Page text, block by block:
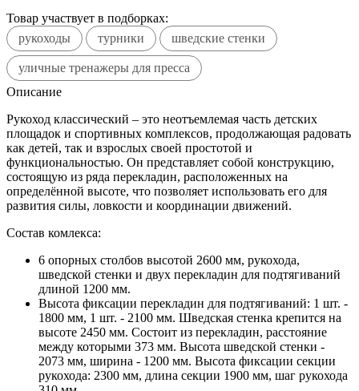
Товар участвует в подборках:
рукоходы
турники шведские стенки
уличные тренажеры для пресса
Описание
Рукоход классический – это неотъемлемая часть детских
площадок и спортивных комплексов, продолжающая радовать
как детей, так и взрослых своей простотой и
функциональностью. Он представляет собой конструкцию,
состоящую из ряда перекладин, расположенных на
определённой высоте, что позволяет использовать его для
развития силы, ловкости и координации движений.
Состав комлекса:
6 опорных столбов высотой 2600 мм, рукохода,
шведской стенки и двух перекладин для подтягиваний
длиной 1200 мм.
Высота фиксации перекладин для подтягиваний: 1 шт. -
1800 мм, 1 шт. - 2100 мм. Шведская стенка крепится на
высоте 2450 мм. Состоит из перекладин, расстояние
между которыми 373 мм. Высота шведской стенки -
2073 мм, ширина - 1200 мм. Высота фиксации секции
рукохода: 2300 мм, длина секции 1900 мм, шаг рукохода